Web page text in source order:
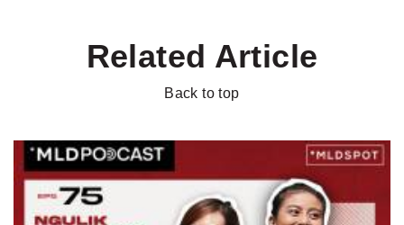
Related Article
Back to top